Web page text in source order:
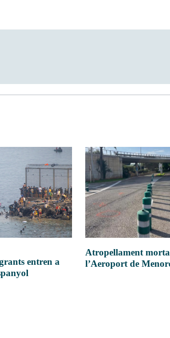
entren a
Atropellament
l’Aeroport de